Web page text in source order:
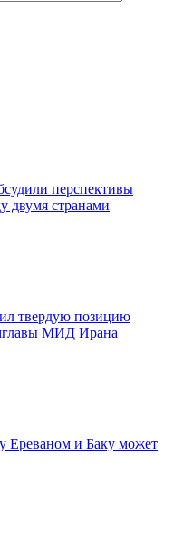
перспективы
двумя странами
твердую позицию
МИД Ирана
Ереваном и Баку может